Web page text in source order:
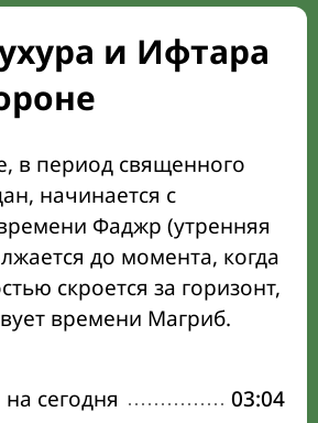
и Ифтара
в период священного
начинается с
Фаджр (утренняя
до момента, когда
скроется за горизонт,
времени Магриб.
сегодня 03:04